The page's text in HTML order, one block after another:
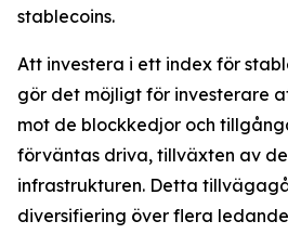
stablecoins.
Att investera i ett index för
gör det möjligt för investerare
mot de blockkedjor och
förväntas driva, tillväxten av
infrastrukturen. Detta
diversifiering över flera ledande